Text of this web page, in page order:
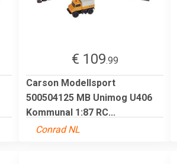
€ 109.99
Carson Modellsport
500504125 MB Unimog U406
Kommunal 1:87 RC...
Conrad NL